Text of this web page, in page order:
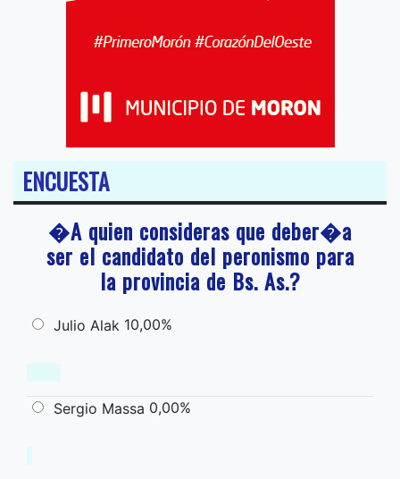
ENCUESTA
�A quien consideras que deber�a
ser el candidato del peronismo para
la provincia de Bs. As.?
Julio Alak 10,00%
Sergio Massa 0,00%